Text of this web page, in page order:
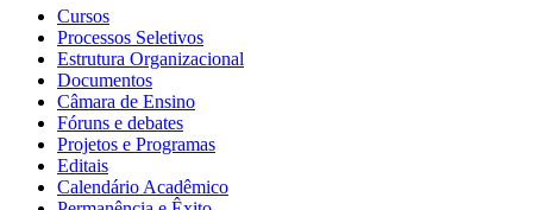
Cursos
Processos Seletivos
Estrutura Organizacional
Documentos
Câmara de Ensino
Fóruns e debates
Projetos e Programas
Editais
Calendário Acadêmico